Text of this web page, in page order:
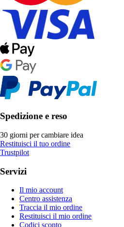
Spedizione e reso
30 giorni per cambiare idea
Restituisci il tuo ordine
Trustpilot
Servizi
Il mio account
Centro assistenza
Traccia il mio ordine
Restituisci il mio ordine
Codici sconto